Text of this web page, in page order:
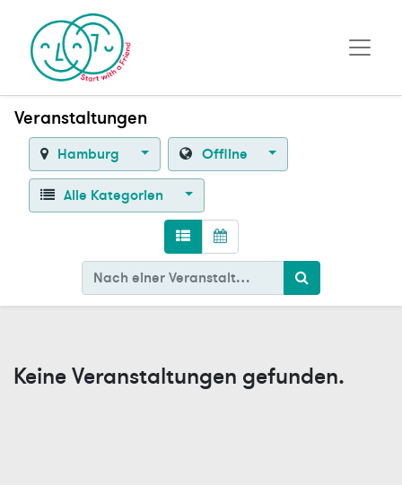
Veranstaltungen
Hamburg Offline
Alle Kategorien
Keine Veranstaltungen gefunden.